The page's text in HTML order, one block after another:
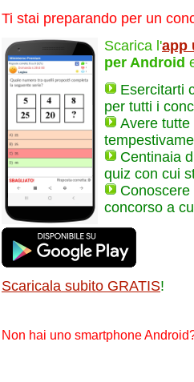
Ti stai preparando per un
Scarica l'app
per Android
Esercitarti
per tutti i
Avere tutte
Centinaia
quiz con cui
concorso a
Scaricala subito GRATIS!
Non hai uno smartphone